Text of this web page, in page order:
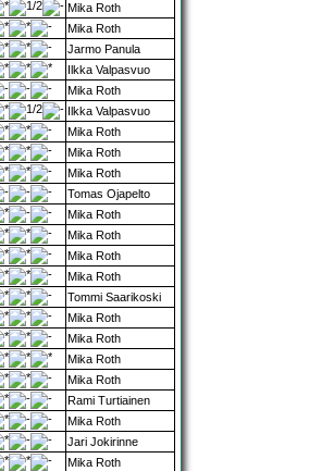
Mika Roth
Mika Roth
Jarmo Panula
Ilkka Valpasvuo
Mika Roth
Ilkka Valpasvuo
Mika Roth
Mika Roth
Mika Roth
Tomas Ojapelto
Mika Roth
Mika Roth
Mika Roth
Mika Roth
Tommi Saarikoski
Mika Roth
Mika Roth
Mika Roth
Mika Roth
Rami Turtiainen
Mika Roth
Jari Jokirinne
Mika Roth